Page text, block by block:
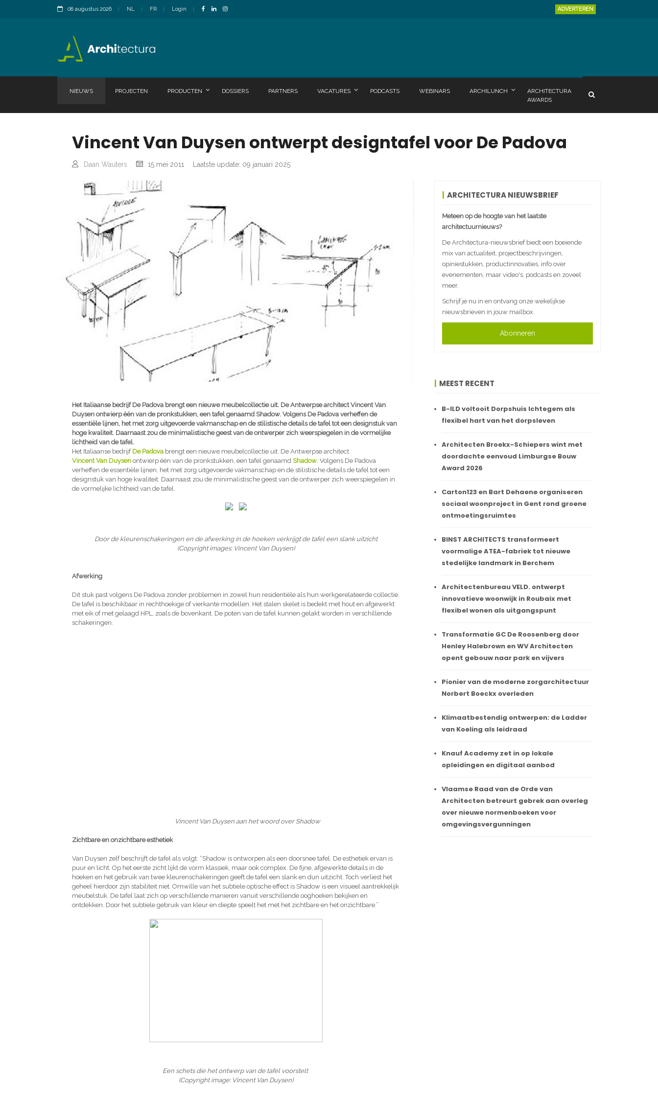
08 augustus 2026 NL FR Login ADVERTEREN
NIEUWS PROJECTEN PRODUCTEN DOSSIERS PARTNERS VACATURES PODCASTS WEBINARS ARCHILUNCH
ARCHITECTURA
AWARDS
Vincent Van Duysen ontwerpt designtafel voor De Padova
Daan Wauters 15 mei 2011 Laatste update: 09 januari 2025
Het Italiaanse bedrijf De Padova brengt een nieuwe meubelcollectie uit. De Antwerpse architect Vincent Van
Duysen ontwierp één van de pronkstukken, een tafel genaamd Shadow. Volgens De Padova verheffen de
essentiële lijnen, het met zorg uitgevoerde vakmanschap en de stilistische details de tafel tot een designstuk van
hoge kwaliteit. Daarnaast zou de minimalistische geest van de ontwerper zich weerspiegelen in de vormelijke
lichtheid van de tafel.
Het Italiaanse bedrijf De Padova brengt een nieuwe meubelcollectie uit. De Antwerpse architect
Vincent Van Duysen ontwierp één van de pronkstukken, een tafel genaamd Shadow . Volgens De Padova
verheffen de essentiële lijnen, het met zorg uitgevoerde vakmanschap en de stilistische details de tafel tot een
designstuk van hoge kwaliteit. Daarnaast zou de minimalistische geest van de ontwerper zich weerspiegelen in
de vormelijke lichtheid van de tafel.
Door de kleurenschakeringen en de afwerking in de hoeken verkrijgt de tafel een slank uitzicht
(Copyright images: Vincent Van Duysen)
Afwerking
Dit stuk past volgens De Padova zonder problemen in zowel hun residentiële als hun werkgerelateerde collectie.
De tafel is beschikbaar in rechthoekige of vierkante modellen. Het stalen skelet is bedekt met hout en afgewerkt
met eik of met gelaagd HPL, zoals de bovenkant. De poten van de tafel kunnen gelakt worden in verschillende
schakeringen.
Vincent Van Duysen aan het woord over Shadow
Zichtbare en onzichtbare esthetiek
Van Duysen zelf beschrijft de tafel als volgt: “Shadow is ontworpen als een doorsnee tafel. De esthetiek ervan is
puur en licht. Op het eerste zicht lijkt de vorm klassiek, maar ook complex. De fijne, afgewerkte details in de
hoeken en het gebruik van twee kleurenschakeringen geeft de tafel een slank en dun uitzicht. Toch verliest het
geheel hierdoor zijn stabiliteit niet. Omwille van het subtiele optische effect is Shadow is een visueel aantrekkelijk
meubelstuk. De tafel laat zich op verschillende manieren vanuit verschillende ooghoeken bekijken en
ontdekken. Door het subtiele gebruik van kleur en diepte speelt het met het zichtbare en het onzichtbare.”
Een schets die het ontwerp van de tafel voorstelt
(Copyright image: Vincent Van Duysen)
ARCHITECTURA NIEUWSBRIEF
Meteen op de hoogte van het laatste
architectuurnieuws?
De Architectura-nieuwsbrief biedt een boeiende
mix van actualiteit, projectbeschrijvingen,
opiniestukken, productinnovaties, info over
evenementen, maar video's, podcasts en zoveel
meer.
Schrijf je nu in en ontvang onze wekelijkse
nieuwsbrieven in jouw mailbox.
Abonneren
MEEST RECENT
B-ILD voltooit Dorpshuis Ichtegem als
flexibel hart van het dorpsleven
Architecten Broekx-Schiepers wint met
doordachte eenvoud Limburgse Bouw
Award 2026
Carton123 en Bart Dehaene organiseren
sociaal woonproject in Gent rond groene
ontmoetingsruimtes
BINST ARCHITECTS transformeert
voormalige ATEA-fabriek tot nieuwe
stedelijke landmark in Berchem
Architectenbureau VELD. ontwerpt
innovatieve woonwijk in Roubaix met
flexibel wonen als uitgangspunt
Transformatie GC De Roosenberg door
Henley Halebrown en WV Architecten
opent gebouw naar park en vijvers
Pionier van de moderne zorgarchitectuur
Norbert Boeckx overleden
Klimaatbestendig ontwerpen: de Ladder
van Koeling als leidraad
Knauf Academy zet in op lokale
opleidingen en digitaal aanbod
Vlaamse Raad van de Orde van
Architecten betreurt gebrek aan overleg
over nieuwe normenboeken voor
omgevingsvergunningen